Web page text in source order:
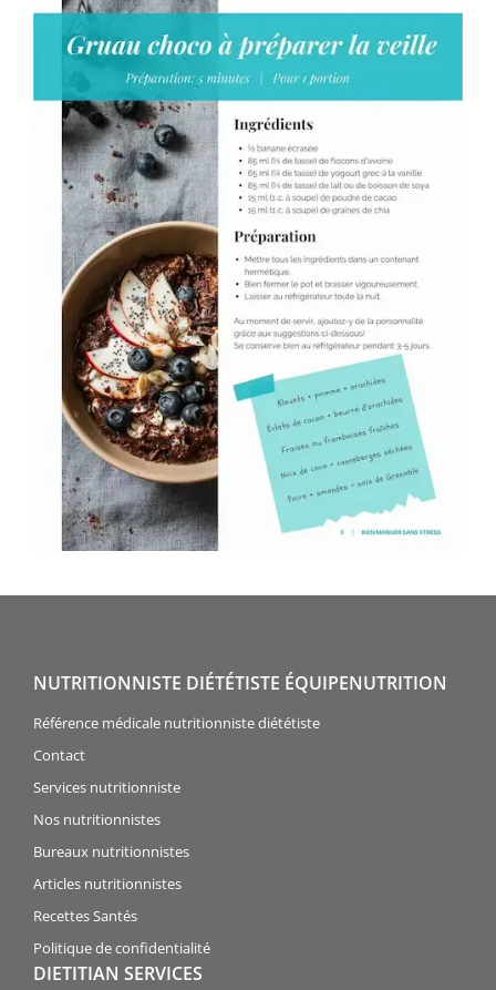
NUTRITIONNISTE DIÉTÉTISTE ÉQUIPENUTRITION
Référence médicale nutritionniste diététiste
Contact
Services nutritionniste
Nos nutritionnistes
Bureaux nutritionnistes
Articles nutritionnistes
Recettes Santés
Politique de confidentialité
DIETITIAN SERVICES